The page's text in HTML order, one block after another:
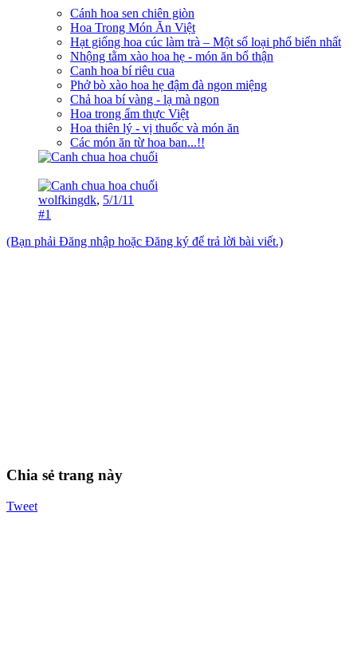
Cánh hoa sen chiên giòn
Hoa Trong Món Ăn Việt
Hạt giống hoa cúc làm trà – Một số loại phổ biến nhất
Nhộng tằm xào hoa hẹ - món ăn bổ thận
Canh hoa bí riêu cua
Phở bò xào hoa hẹ đậm đà ngon miệng
Chả hoa bí vàng - lạ mà ngon
Hoa trong ẩm thực Việt
Hoa thiên lý - vị thuốc và món ăn
Các món ăn từ hoa ban...!!
wolfkingdk, 5/1/11
#1
(Bạn phải Đăng nhập hoặc Đăng ký để trả lời bài viết.)
Chia sẻ trang này
Tweet